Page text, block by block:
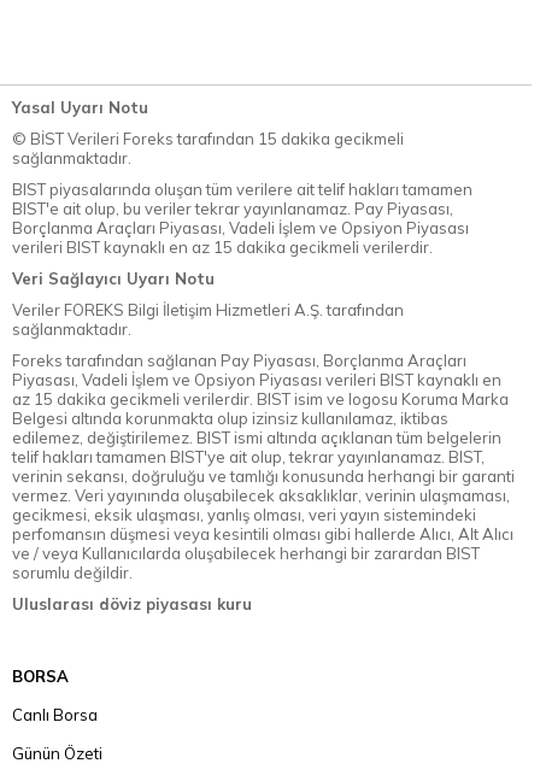
Yasal Uyarı Notu
© BİST Verileri Foreks tarafından 15 dakika gecikmeli
sağlanmaktadır.
BIST piyasalarında oluşan tüm verilere ait telif hakları tamamen
BIST'e ait olup, bu veriler tekrar yayınlanamaz. Pay Piyasası,
Borçlanma Araçları Piyasası, Vadeli İşlem ve Opsiyon Piyasası
verileri BIST kaynaklı en az 15 dakika gecikmeli verilerdir.
Veri Sağlayıcı Uyarı Notu
Veriler FOREKS Bilgi İletişim Hizmetleri A.Ş. tarafından
sağlanmaktadır.
Foreks tarafından sağlanan Pay Piyasası, Borçlanma Araçları
Piyasası, Vadeli İşlem ve Opsiyon Piyasası verileri BIST kaynaklı en
az 15 dakika gecikmeli verilerdir. BIST isim ve logosu Koruma Marka
Belgesi altında korunmakta olup izinsiz kullanılamaz, iktibas
edilemez, değiştirilemez. BIST ismi altında açıklanan tüm belgelerin
telif hakları tamamen BIST'ye ait olup, tekrar yayınlanamaz. BIST,
verinin sekansı, doğruluğu ve tamlığı konusunda herhangi bir garanti
vermez. Veri yayınında oluşabilecek aksaklıklar, verinin ulaşmaması,
gecikmesi, eksik ulaşması, yanlış olması, veri yayın sistemindeki
perfomansın düşmesi veya kesintili olması gibi hallerde Alıcı, Alt Alıcı
ve / veya Kullanıcılarda oluşabilecek herhangi bir zarardan BIST
sorumlu değildir.
Uluslarası döviz piyasası kuru
BORSA
Canlı Borsa
Günün Özeti